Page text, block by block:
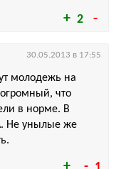
2
молодежь на
что
в норме. В
Не унылые же
30.05.2013 в 17:55